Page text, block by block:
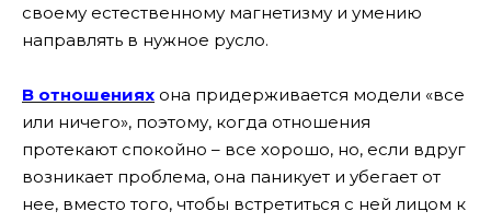
своему естественному магнетизму и умению
направлять в нужное русло.
В отношениях она придерживается модели «все
или ничего», поэтому, когда отношения
протекают спокойно – все хорошо, но, если вдруг
возникает проблема, она паникует и убегает от
нее, вместо того, чтобы встретиться с ней лицом к